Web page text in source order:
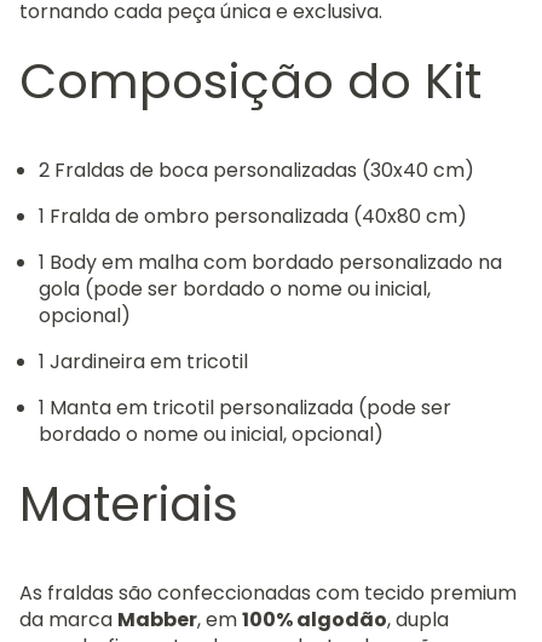
tornando cada peça única e exclusiva.
Composição do Kit
2 Fraldas de boca personalizadas (30x40 cm)
1 Fralda de ombro personalizada (40x80 cm)
1 Body em malha com bordado personalizado na
gola (pode ser bordado o nome ou inicial,
opcional)
1 Jardineira em tricotil
1 Manta em tricotil personalizada (pode ser
bordado o nome ou inicial, opcional)
Materiais
As fraldas são confeccionadas com tecido premium
da marca Mabber, em100% algodão, dupla